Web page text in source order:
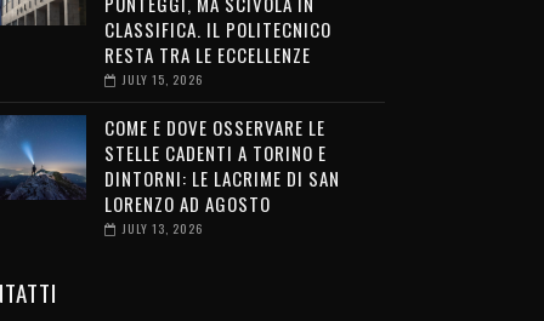
CLASSIFICA. IL POLITECNICO
RESTA TRA LE ECCELLENZE
JULY 15, 2026
COME E DOVE OSSERVARE LE
STELLE CADENTI A TORINO E
DINTORNI: LE LACRIME DI SAN
LORENZO AD AGOSTO
JULY 13, 2026